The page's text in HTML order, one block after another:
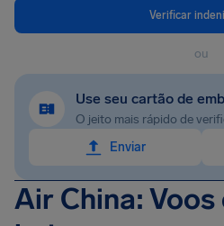
Verificar
ou
Use seu cartão de
O jeito mais rápido de
Enviar
Air China: